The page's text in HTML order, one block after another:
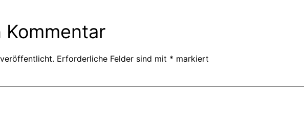
Kommentar
Erforderliche Felder sind mit * markiert